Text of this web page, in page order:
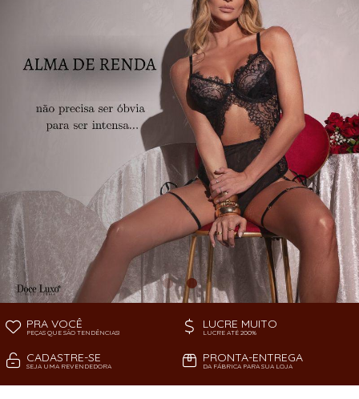
TODOS DE PEÇAS AVULSAS
PRA VOCÊ
PEÇAS QUE SÃO TENDÊNCIAS!
LUCRE MUITO
LUCRE ATÉ 200%
CADASTRE-SE
SEJA UMA REVENDEDORA
PRONTA-ENTREGA
DA FÁBRICA PARA SUA LOJA